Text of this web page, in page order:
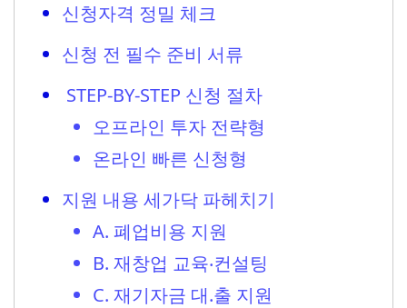
신청자격 정밀 체크
신청 전 필수 준비 서류
STEP‑BY‑STEP 신청 절차
오프라인 투자 전략형
온라인 빠른 신청형
지원 내용 세가닥 파헤치기
A. 폐업비용 지원
B. 재창업 교육‧컨설팅
C. 재기자금 대.출 지원